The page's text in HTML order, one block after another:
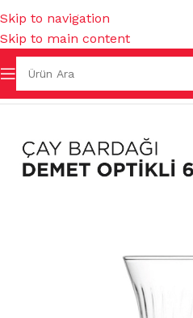
Skip to navigation
Skip to main content
KAHVE BARDAKLARI &